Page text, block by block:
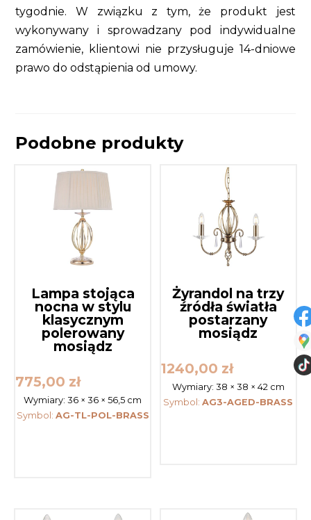
tygodnie. W związku z tym, że produkt jest
wykonywany i sprowadzany pod indywidualne
zamówienie, klientowi nie przysługuje 14-dniowe
prawo do odstąpienia od umowy.
Podobne produkty
Lampa stojąca
nocna w stylu
klasycznym
polerowany
mosiądz
775,00 zł
Wymiary:36 × 36 × 56,5 cm
Symbol: AG-TL-POL-BRASS
Żyrandol na trzy
źródła światła
postarzany
mosiądz
1240,00 zł
Wymiary: 38 × 38 × 42 cm
Symbol:AG3-AGED-BRASS